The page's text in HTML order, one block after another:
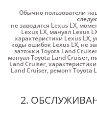
Обычно пользователи
не заводится Lexus LX,
Lexus LX, мануал Lexus
характеристики Lexus LX,
коды ошибок Lexus LX, не
затяжки Toyota Land Cruiser
мануал Toyota Land Cruiser,
Land Cruiser,
Land Cruiser, ремонт Toyota
2.